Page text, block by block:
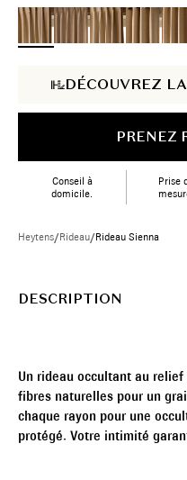
DÉCOUVREZ
PRENEZ
Conseil à
domicile.
Prise
Heytens/Rideau/Rideau Sienna
DESCRIPTION
Un rideau occultant au
fibres naturelles pour un
chaque rayon pour une
protégé. Votre intimité